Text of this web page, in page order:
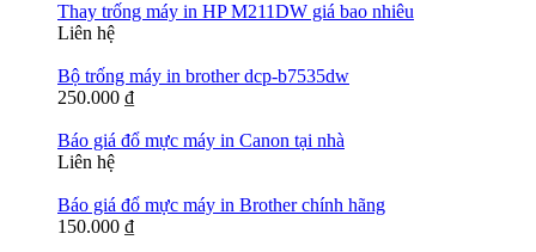
Thay trống máy in HP M211DW giá bao nhiêu
Liên hệ
Bộ trống máy in brother dcp-b7535dw
250.000 ₫
Báo giá đổ mực máy in Canon tại nhà
Liên hệ
Báo giá đổ mực máy in Brother chính hãng
150.000 ₫